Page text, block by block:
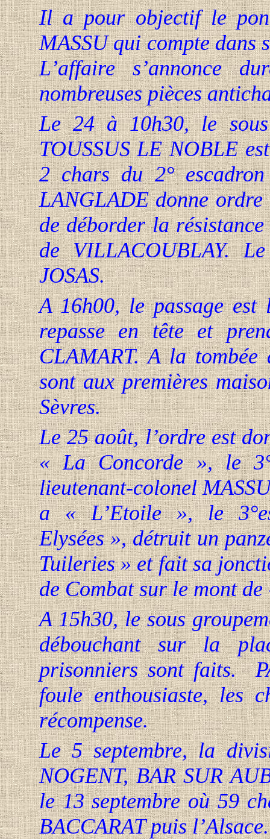
Il a pour objectif le
MASSU qui compte dans
L’affaire s’annonce
nombreuses pièces
Le 24 à 10h30, le
TOUSSUS LE NOBLE
2 chars du 2°
LANGLADE donne ordre
de déborder la
de VILLACOUBLAY.
JOSAS.
A 16h00, le passage est
repasse en tête et
CLAMART. A la
sont aux premières
Sèvres.
Le 25 août, l’ordre est
« La Concorde », le
lieutenant-colonel
a « L’Etoile », le
Elysées », détruit un
Tuileries » et fait sa
de Combat sur le mont
A 15h30, le sous
débouchant surla
prisonniers sont faits.
foule enthousiaste, les
récompense.
Le 5 septembre, la
NOGENT, BAR SUR
le 13 septembre où 59
BACCARAT puis l’Alsace.